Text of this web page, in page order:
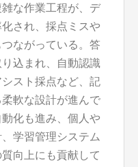
な作業工程が、デ
され、採点ミスや
ながっている。答
込まれ、自動認識
スト採点など、記
軟な設計が進んで
化も進み、個人や
学習管理システム
向上にも貢献して